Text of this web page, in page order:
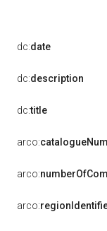
dc:date
dc:description
dc:title
arco:
arco:
arco: